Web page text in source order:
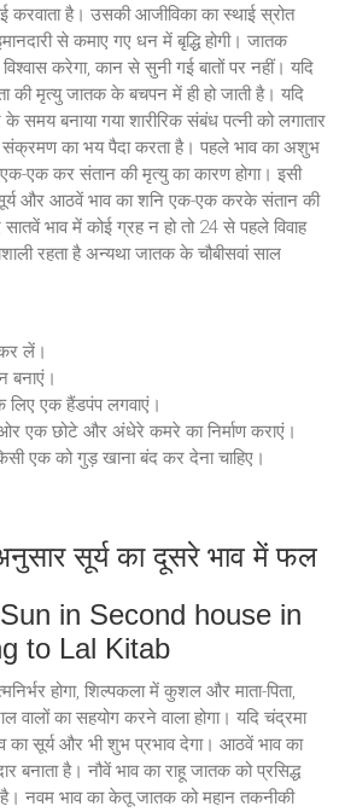
है। उसकी आजीविका का स्थाई स्रोत
से कमाए गए धन में बृद्धि होगी। जातक
करेगा, कान से सुनी गई बातों पर नहीं। यदि
की मृत्यु जातक के बचपन में ही हो जाती है। यदि
समय बनाया गया शारीरिक संबंध पत्नी को लगातार
संक्रमण का भय पैदा करता है। पहले भाव का अशुभ
एक कर संतान की मृत्यु का कारण होगा। इसी
और आठवें भाव का शनि एक-एक करके संतान की
भाव में कोई ग्रह न हो तो 24 से पहले विवाह
रहता है अन्यथा जातक के चौबीसवां साल
कर लें।
बनाएं।
एक हैंडपंप लगवाएं।
एक छोटे और अंधेरे कमरे का निर्माण कराएं।
एक को गुड़ खाना बंद कर देना चाहिए।
सूर्य का दूसरे भाव में फल
in Second house in
to Lal Kitab
होगा, शिल्पकला में कुशल और माता-पिता,
वालों का सहयोग करने वाला होगा। यदि चंद्रमा
का सूर्य और भी शुभ प्रभाव देगा। आठवें भाव का
है। नौवें भाव का राहू जातक को प्रसिद्ध
है। नवम भाव का केतू जातक को महान तकनीकी